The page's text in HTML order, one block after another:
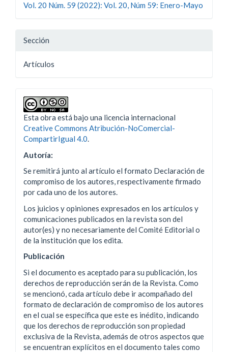
artículo
Vol. 20 Núm. 59 (2022): Vol. 20, Núm 59: Enero-Mayo
Sección
Artí­culos
Esta obra está bajo una licencia internacional
Creative Commons Atribución-NoComercial-
CompartirIgual 4.0.
Autoría:
Se remitirá junto al artículo el formato Declaración de
compromiso de los autores, respectivamente firmado
por cada uno de los autores.
Los juicios y opiniones expresados en los artículos y
comunicaciones publicados en la revista son del
autor(es) y no necesariamente del Comité Editorial o
de la institución que los edita.
Publicación
Si el documento es aceptado para su publicación, los
derechos de reproducción serán de la Revista. Como
se mencionó, cada artículo debe ir acompañado del
formato de declaración de compromiso de los autores
en el cual se específica que este es inédito, indicando
que los derechos de reproducción son propiedad
exclusiva de la Revista, además de otros aspectos que
se encuentran explícitos en el documento tales como